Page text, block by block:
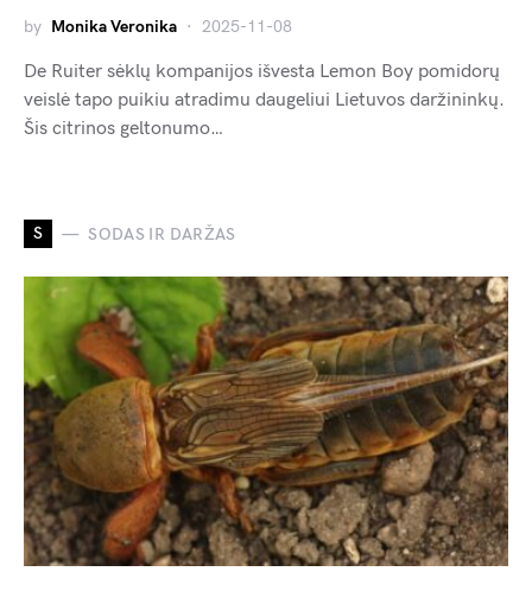
by Monika Veronika 2025-11-08
De Ruiter sėklų kompanijos išvesta Lemon Boy pomidorų
veislė tapo puikiu atradimu daugeliui Lietuvos daržininkų.
Šis citrinos geltonumo…
S SODAS IR DARŽAS